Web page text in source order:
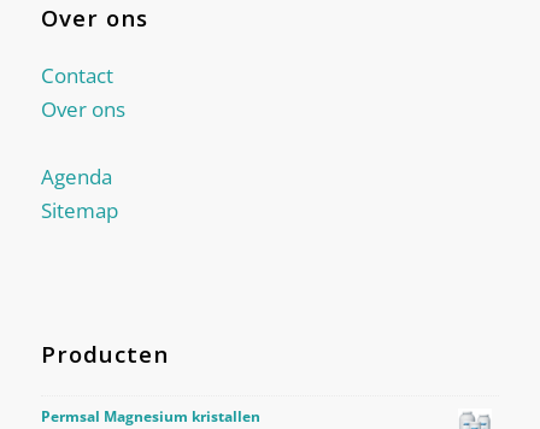
Over ons
Contact
Over ons
Agenda
Sitemap
Producten
Permsal Magnesium kristallen